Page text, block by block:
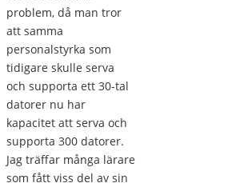
problem, då man tror
att samma
personalstyrka som
tidigare skulle serva
och supporta ett 30-tal
datorer nu har
kapacitet att serva och
supporta 300 datorer.
Jag träffar många lärare
som fått viss del av sin